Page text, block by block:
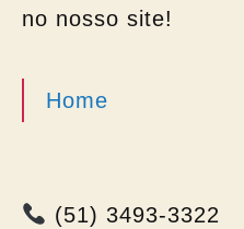
no nosso site!
Home
(51) 3493-3322